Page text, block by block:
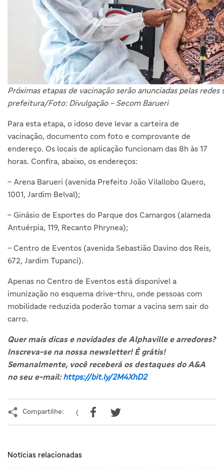
Próximas etapas de vacinação serão anunciadas pelas redes
prefeitura/Foto: Divulgação – Secom Barueri
Para esta etapa, o idoso deve levar a carteira de
vacinação, documento com foto e comprovante de
endereço. Os locais de aplicação funcionam das 8h às 17
horas. Confira, abaixo, os endereços:
– Arena Barueri (avenida Prefeito João Vilallobo Quero,
1001, Jardim Belval);
– Ginásio de Esportes do Parque dos Camargos (alameda
Antuérpia, 119, Recanto Phrynea);
– Centro de Eventos (avenida Sebastião Davino dos Reis,
672, Jardim Tupanci).
Apenas no Centro de Eventos está disponível a
imunização no esquema drive-thru, onde pessoas com
mobilidade reduzida poderão tomar a vacina sem sair do
carro.
Quer mais dicas e novidades de Alphaville e arredores?
Inscreva-se na nossa newsletter! É grátis!
Semanalmente, você receberá os destaques do A&A
no seu e-mail:https://bit.ly/2M4XhD2
Compartilhe: (
Notícias relacionadas